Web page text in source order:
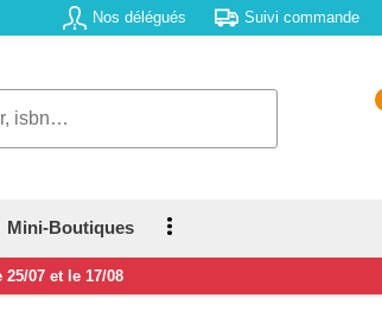
Nos délégués Suivi commande
Mini-Boutiques
07 et le 17/08